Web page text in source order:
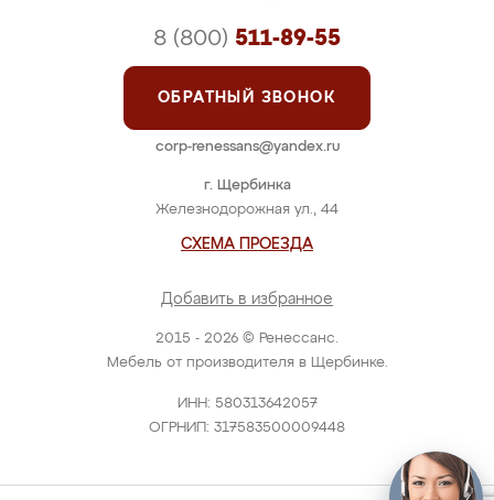
2015 - 2026 © Ренессанс.
Мебель от производителя в Щербинке.
ИНН: 580313642057
ОГРНИП: 317583500009448
г. Щербинка
Железнодорожная ул., 44
СХЕМА ПРОЕЗДА
Добавить в избранное
8 (800) 511-89-55
ОБРАТНЫЙ ЗВОНОК
corp-renessans@yandex.ru